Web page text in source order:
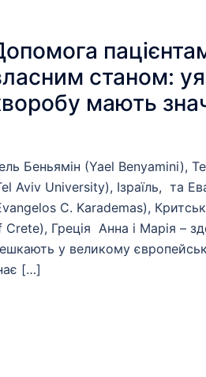
станом:
мають
Беньямін (Yael Benyamini),
Aviv University), Ізраїль, та
C. Karademas),
Crete), Греція Анна і Марія –
у великому
[…]